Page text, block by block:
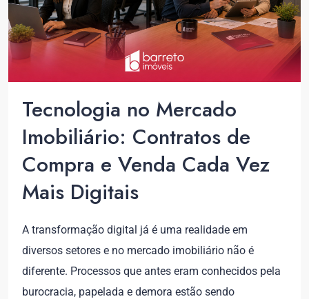
Tecnologia no Mercado
Imobiliário: Contratos de
Compra e Venda Cada Vez
Mais Digitais
A transformação digital já é uma realidade em
diversos setores e no mercado imobiliário não é
diferente. Processos que antes eram conhecidos pela
burocracia, papelada e demora estão sendo